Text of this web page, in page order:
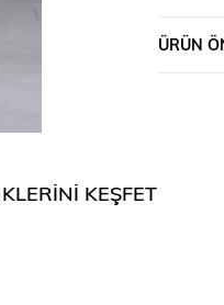
ÜRÜN
KEŞFET